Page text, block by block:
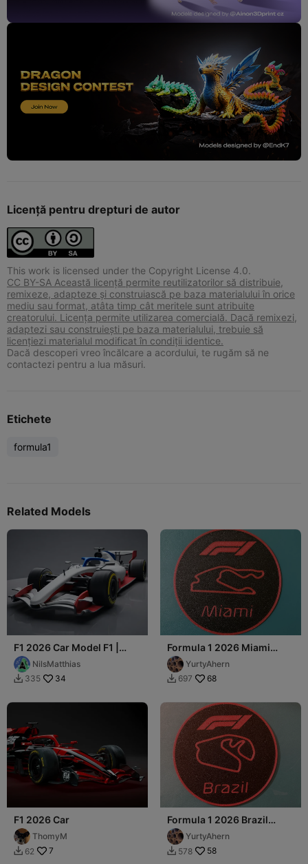
Licență pentru drepturi de autor
This work is licensed under the Copyright License 4.0.
CC BY-SA Această licență permite reutilizatorilor să distribuie,
remixeze, adapteze și construiască pe baza materialului în orice
mediu sau format, atâta timp cât meritele sunt atribuite
creatorului. Licența permite utilizarea comercială. Dacă remixezi,
adaptezi sau construiești pe baza materialului, trebuie să
licențiezi materialul modificat în condiții identice.
Dacă descoperi vreo încălcare a acordului, te rugăm să ne
contactezi pentru a lua măsuri.
Etichete
formula1
Related Models
F1 2026 Car Model F1 |
Formula 1NilsMatthias
 335 34
Formula 1 2026 Miami
CoasterYurtyAhern
 697 68
F1 2026 Car
ThomyM
 62 7
Formula 1 2026 Brazil
CoasterYurtyAhern
 578 58